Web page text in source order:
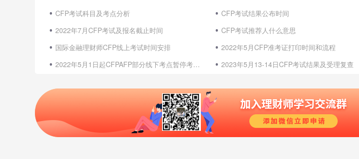
CFP考试科目及考点分析
CFP考试结果公布时间
2022年7月CFP考试及报名截止时间
CFP考试推荐人什么意思
国际金融理财师CFP线上考试时间安排
2022年5月CFP准考证打印时间和流程
2022年5月1日起CFPAFP部分线下考点暂停考试通知
2023年5月13-14日CFP考试结果及受理复查